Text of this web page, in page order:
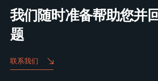
我们随时准备帮助您并
题
联系我们